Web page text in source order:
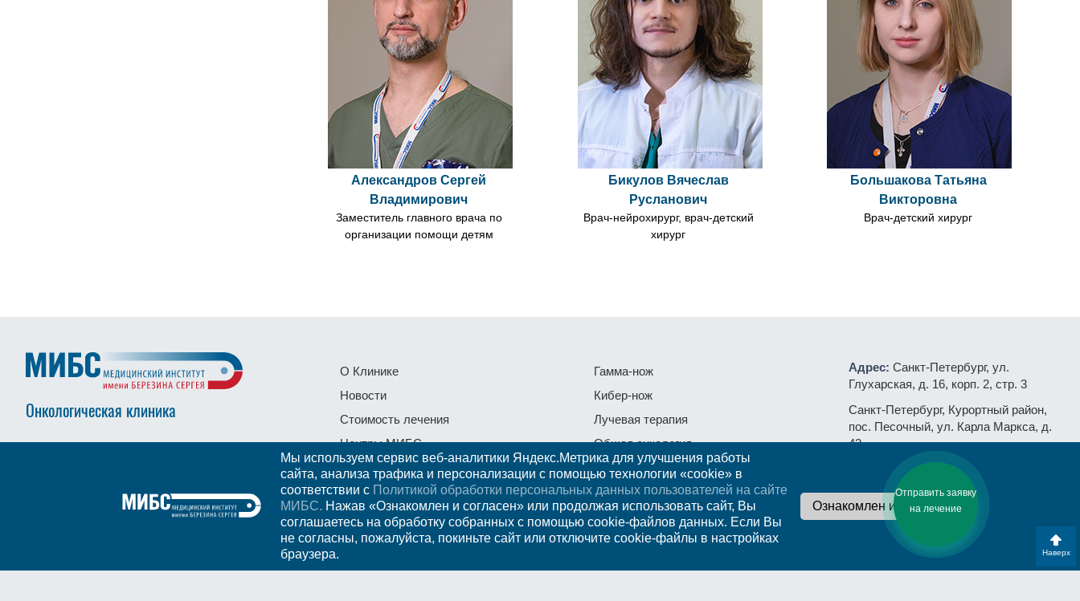
Александров Сергей
Владимирович
Заместитель главного врача по
организации помощи детям
Бикулов Вячеслав
Русланович
Врач-нейрохирург, врач-детский
хирург
Большакова Татьяна
Викторовна
Врач-детский хирург
Онкологическая клиника
О Клинике
Новости
Стоимость лечения
Центры МИБС
Для СМИ
Статьи
Налоговый вычет
Гамма-нож
Кибер-нож
Лучевая терапия
Общая онкология
Протонная терапия
Отзывы
Контакты и консультации
Вопросы и ответы
Адрес: Санкт-Петербург, ул.
Глухарская, д. 16, корп. 2, стр. 3
Санкт-Петербург, Курортный район,
пос. Песочный, ул. Карла Маркса, д.
43
+7 (812) 333-31-70
+7 (921)
311-66-97
E-mail:rs@ldc.ru
Наверх
Отправить заявку
на лечение
Мы используем сервис веб-аналитики Яндекс.Метрика для улучшения работы
сайта, анализа трафика и персонализации с помощью технологии «cookie» в
соответствии с Политикой обработки персональных данных пользователей на сайте
МИБС. Нажав «Ознакомлен и согласен» или продолжая использовать сайт, Вы
соглашаетесь на обработку собранных с помощью cookie-файлов данных. Если Вы
не согласны, пожалуйста, покиньте сайт или отключите cookie-файлы в настройках
браузера.